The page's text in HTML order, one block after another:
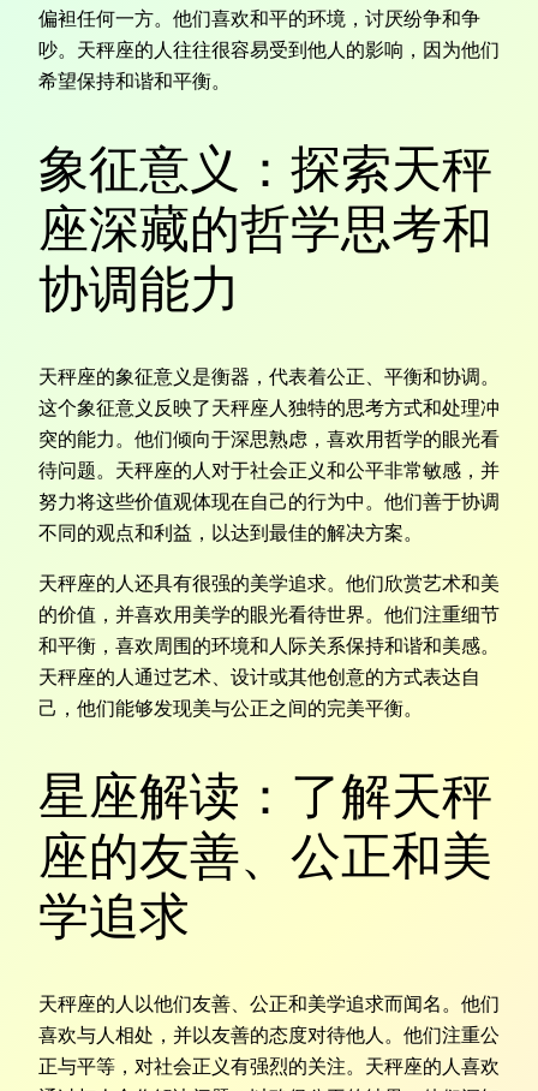
偏袒任何一方。他们喜欢和平的环境，讨厌纷争和争
吵。天秤座的人往往很容易受到他人的影响，因为他们
希望保持和谐和平衡。
象征意义：探索天秤
座深藏的哲学思考和
协调能力
天秤座的象征意义是衡器，代表着公正、平衡和协调。
这个象征意义反映了天秤座人独特的思考方式和处理冲
突的能力。他们倾向于深思熟虑，喜欢用哲学的眼光看
待问题。天秤座的人对于社会正义和公平非常敏感，并
努力将这些价值观体现在自己的行为中。他们善于协调
不同的观点和利益，以达到最佳的解决方案。
天秤座的人还具有很强的美学追求。他们欣赏艺术和美
的价值，并喜欢用美学的眼光看待世界。他们注重细节
和平衡，喜欢周围的环境和人际关系保持和谐和美感。
天秤座的人通过艺术、设计或其他创意的方式表达自
己，他们能够发现美与公正之间的完美平衡。
星座解读：了解天秤
座的友善、公正和美
学追求
天秤座的人以他们友善、公正和美学追求而闻名。他们
喜欢与人相处，并以友善的态度对待他人。他们注重公
正与平等，对社会正义有强烈的关注。天秤座的人喜欢